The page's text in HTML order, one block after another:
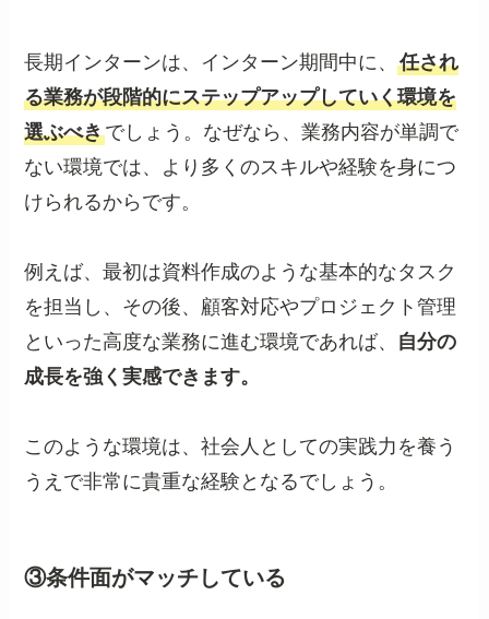
長期インターンは、インターン期間中に、任され
る業務が段階的にステップアップしていく環境を
選ぶべきでしょう。なぜなら、業務内容が単調で
ない環境では、より多くのスキルや経験を身につ
けられるからです。
例えば、最初は資料作成のような基本的なタスク
を担当し、その後、顧客対応やプロジェクト管理
といった高度な業務に進む環境であれば、 自分の
成長を強く実感できます。
このような環境は、社会人としての実践力を養う
うえで非常に貴重な経験となるでしょう。
③条件面がマッチしている